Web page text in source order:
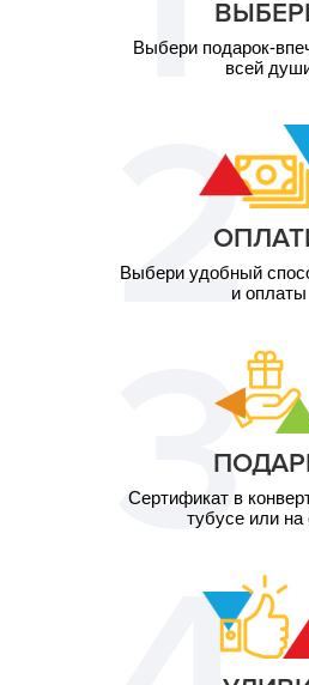
Выбери подарок-
всей
Выбери удобный
и оплаты
Сертификат в
тубусе или на